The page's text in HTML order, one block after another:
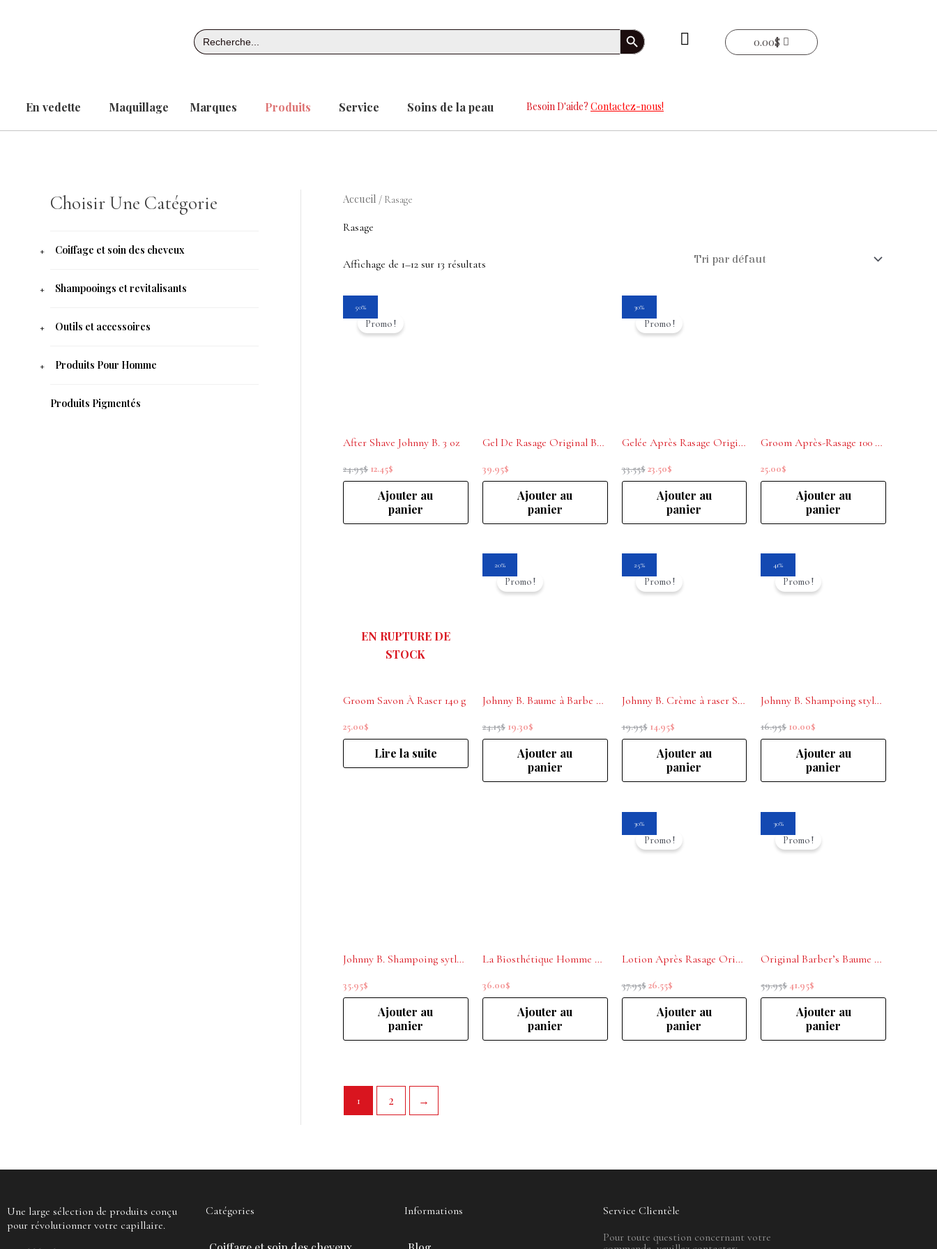
Search
for:
Search Button
0.00$
En vedette Maquillage Marques Produits Service Soins de la peau Besoin D'aide? Contactez-nous!
Choisir Une Catégorie
Coiffage et soin des cheveux
Shampooings et revitalisants
Outils et accessoires
Produits Pour Homme
Produits Pigmentés
Accueil / Rasage
Rasage
Affichage de 1–12 sur 13 résultats
50%
Promo !
After Shave Johnny B. 3 oz
24.95$
prix
initial
12.45$
actuel
Ajouter au
panier
Gel De Rasage Original Barber’s 150 ml
39.95$
Ajouter au
panier
30%
Promo !
Gelée Après Rasage Original Barber’s 50 ml
33.55$
prix
initial
23.50$
actuel
Ajouter au
panier
Groom Après-Rasage 100 ml
25.00$
Ajouter au
panier
EN RUPTURE DE
STOCK
Groom Savon À Raser 140 g
25.00$
Lire la suite
20%
Promo !
Johnny B. Baume à Barbe Beard Balm 60g
24.15$
prix
initial
19.30$
prix
actuel
Ajouter au
panier
25%
Promo !
Johnny B. Crème à raser Shave Cream 3 oz
19.95$
prix
initial
14.95$
prix
actuel
Ajouter au
panier
41%
Promo !
Johnny B. Shampoing style pâte Barbe et corps Shampoo Paste 4 oz
16.95$
prix
initial
10.00$
actuel
Ajouter au
panier
Johnny B. Shampoing sytle Pâte Barbe et Corps Shampoo Paste 16 oz
35.95$
Ajouter au
panier
La Biosthétique Homme Gel-mousse de Rasage 150ml
36.00$
Ajouter au
panier
30%
Promo !
Lotion Après Rasage Original Barber’s 50 ml
37.95$
prix
initial
26.55$
actuel
Ajouter au
panier
30%
Promo !
Original Barber’s Baume Haute Hydratation
59.95$
prix
initial
41.95$
actuel
Ajouter au
panier
1 2 →
Une large sélection de produits conçu
pour révolutionner votre capillaire.
Catégories Informations
Service Clientèle
Pour toute question concernant votre